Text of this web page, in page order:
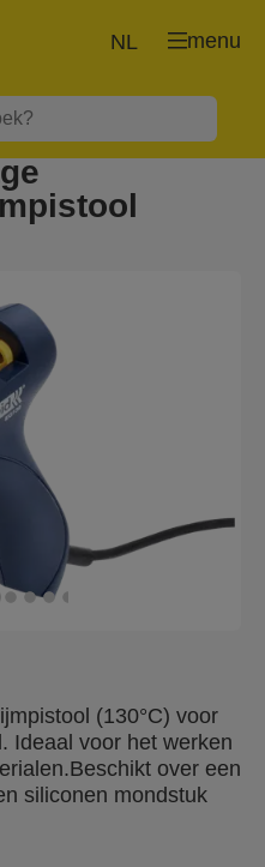
menu
NL
(130°C) voor
Ideaal voor het werken
over een
siliconen mondstuk